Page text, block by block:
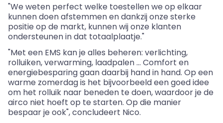
"We weten perfect welke toestellen we op elkaar
kunnen doen afstemmen en dankzij onze sterke
positie op de markt, kunnen wij onze klanten
ondersteunen in dat totaalplaatje."
"Met een EMS kan je alles beheren: verlichting,
rolluiken, verwarming, laadpalen … Comfort en
energiebesparing gaan daarbij hand in hand. Op een
warme zomerdag is het bijvoorbeeld een goed idee
om het rolluik naar beneden te doen, waardoor je de
airco niet hoeft op te starten. Op die manier
bespaar je ook", concludeert Nico.